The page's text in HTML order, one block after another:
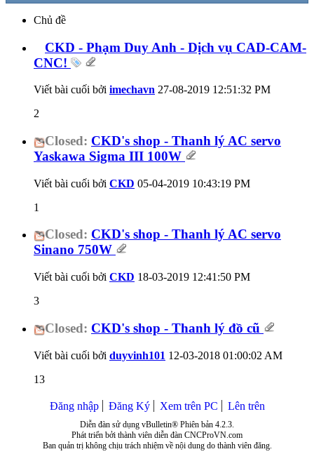
Chủ đề
CKD - Phạm Duy Anh - Dịch vụ CAD-CAM-
CNC!
Viết bài cuối bởi imechavn 27-08-2019 12:51:32 PM
2
Closed: CKD's shop - Thanh lý AC servo
Yaskawa Sigma III 100W
Viết bài cuối bởi CKD 05-04-2019 10:43:19 PM
1
Closed: CKD's shop - Thanh lý AC servo
Sinano 750W
Viết bài cuối bởi CKD 18-03-2019 12:41:50 PM
3
Closed: CKD's shop - Thanh lý đồ cũ
Viết bài cuối bởi duyvinh101 12-03-2018 01:00:02 AM
13
Đăng nhập Đăng Ký Xem trên PC Lên trên
Diễn đàn sử dụng vBulletin® Phiên bản 4.2.3.
Phát triển bởi thành viên diễn đàn CNCProVN.com
Ban quản trị không chịu trách nhiệm về nội dung do thành viên đăng.